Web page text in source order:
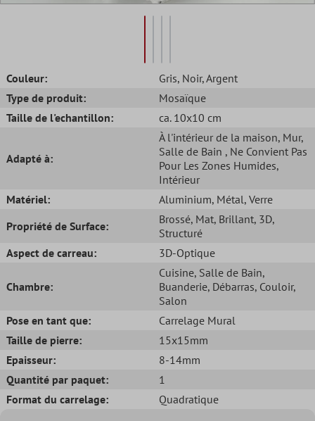
Couleur: Gris, Noir, Argent
Type de produit:
Mosaïque
Taille de l'echantillon:
ca. 10x10 cm
Adapté à:
À l'intérieur de la maison, Mur,
Salle de Bain , Ne Convient Pas
Pour Les Zones Humides,
Intérieur
Matériel:
Aluminium, Métal, Verre
Propriété de Surface:
Brossé, Mat, Brillant, 3D,
Structuré
Aspect de carreau:
3D-Optique
Chambre:
Cuisine, Salle de Bain,
Buanderie, Débarras, Couloir,
Salon
Pose en tant que:
Carrelage Mural
Taille de pierre:
15x15mm
Epaisseur:
8-14mm
Quantité par paquet:
1
Format du carrelage:
Quadratique